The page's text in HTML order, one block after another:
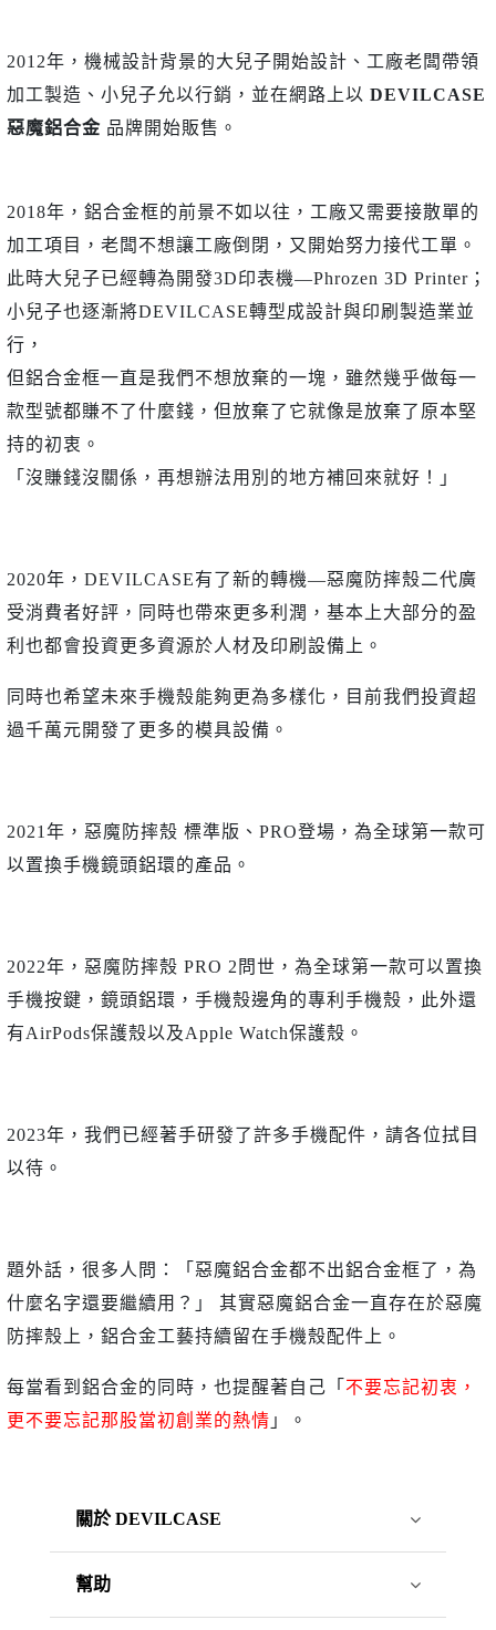
2012年，機械設計背景的大兒子開始設計、工廠老闆帶領
加工製造、小兒子允以行銷，並在網路上以 DEVILCASE
惡魔鋁合金 品牌開始販售。
2018年，鋁合金框的前景不如以往，工廠又需要接散單的
加工項目，老闆不想讓工廠倒閉，又開始努力接代工單。
此時大兒子已經轉為開發3D印表機—Phrozen 3D Printer；
小兒子也逐漸將DEVILCASE轉型成設計與印刷製造業並
行，
但鋁合金框一直是我們不想放棄的一塊，雖然幾乎做每一
款型號都賺不了什麼錢，但放棄了它就像是放棄了原本堅
持的初衷。
「沒賺錢沒關係，再想辦法用別的地方補回來就好！」
2020年，DEVILCASE有了新的轉機—惡魔防摔殼二代廣
受消費者好評，同時也帶來更多利潤，基本上大部分的盈
利也都會投資更多資源於人材及印刷設備上。
同時也希望未來手機殼能夠更為多樣化，目前我們投資超
過千萬元開發了更多的模具設備。
2021年，惡魔防摔殼 標準版、PRO登場，為全球第一款可
以置換手機鏡頭鋁環的產品。
2022年，惡魔防摔殼 PRO 2問世，為全球第一款可以置換
手機按鍵，鏡頭鋁環，手機殼邊角的專利手機殼，此外還
有AirPods保護殼以及Apple Watch保護殼。
2023年，我們已經著手研發了許多手機配件，請各位拭目
以待。
題外話，很多人問：「惡魔鋁合金都不出鋁合金框了，為
什麼名字還要繼續用？」 其實惡魔鋁合金一直存在於惡魔
防摔殼上，鋁合金工藝持續留在手機殼配件上。
每當看到鋁合金的同時，也提醒著自己「 不要忘記初衷，
更不要忘記那股當初創業的熱情 」。
關於 DEVILCASE
幫助